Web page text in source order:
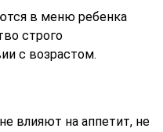
в меню ребенка
строго
с возрастом.
влияют на аппетит, не